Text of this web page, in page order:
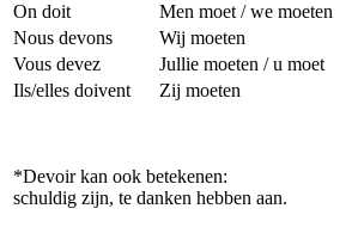
On doit
Men moet / we moeten
Nous devons
Wij moeten
Vous devez
Jullie moeten / u moet
Ils/elles doivent
Zij moeten
*Devoir kan ook betekenen:
schuldig zijn, te danken hebben aan.